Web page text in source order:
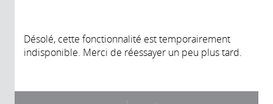
Désolé, cette fonctionnalité est temporairement
indisponible. Merci de réessayer un peu plus tard.